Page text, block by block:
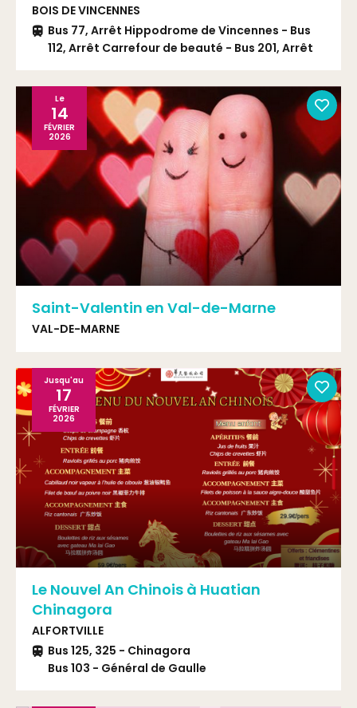
BOIS DE VINCENNES
Bus 77, Arrêt Hippodrome de Vincennes - Bus
112, Arrêt Carrefour de beauté - Bus 201, Arrêt
Le
14
FÉVRIER
2026
Saint-Valentin en Val-de-Marne
VAL-DE-MARNE
Jusqu'au
17
FÉVRIER
2026
Le Nouvel An Chinois à Huatian
Chinagora
ALFORTVILLE
Bus 125, 325 - Chinagora
Bus 103 - Général de Gaulle